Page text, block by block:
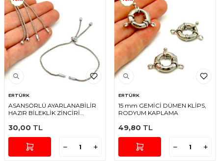
ERTÜRK
ASANSÖRLÜ AYARLANABİLİR
HAZIR BİLEKLİK ZİNCİRİ
30,00 TL
ERTÜRK
15 mm GEMİCİ DÜMEN KLİPS,
RODYUM KAPLAMA
49,80 TL